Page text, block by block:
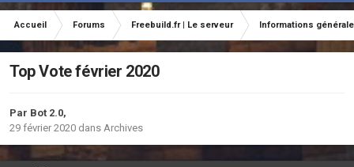
Accueil Forums Freebuild.fr | Le serveur Informations
Top Vote février 2020
Par Bot 2.0,
29 février 2020 dans Archives